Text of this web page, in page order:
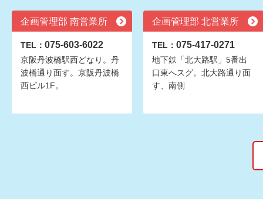
企画管理部 南営業所
TEL： 075-603-6022
京阪丹波橋駅西どなり。丹
波橋通り面す。京阪丹波橋
西ビル1F。
企画管理部 北営業所
TEL： 075-417-0271
地下鉄「北大路駅」5番出
口東へスグ。北大路通り面
す、南側